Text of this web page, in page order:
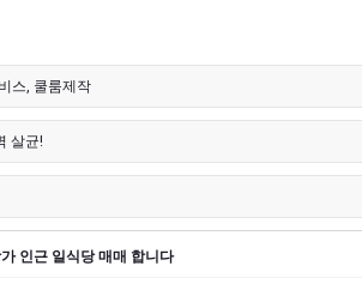
스, 쿨룸제작
살균!
인근 일식당 매매 합니다